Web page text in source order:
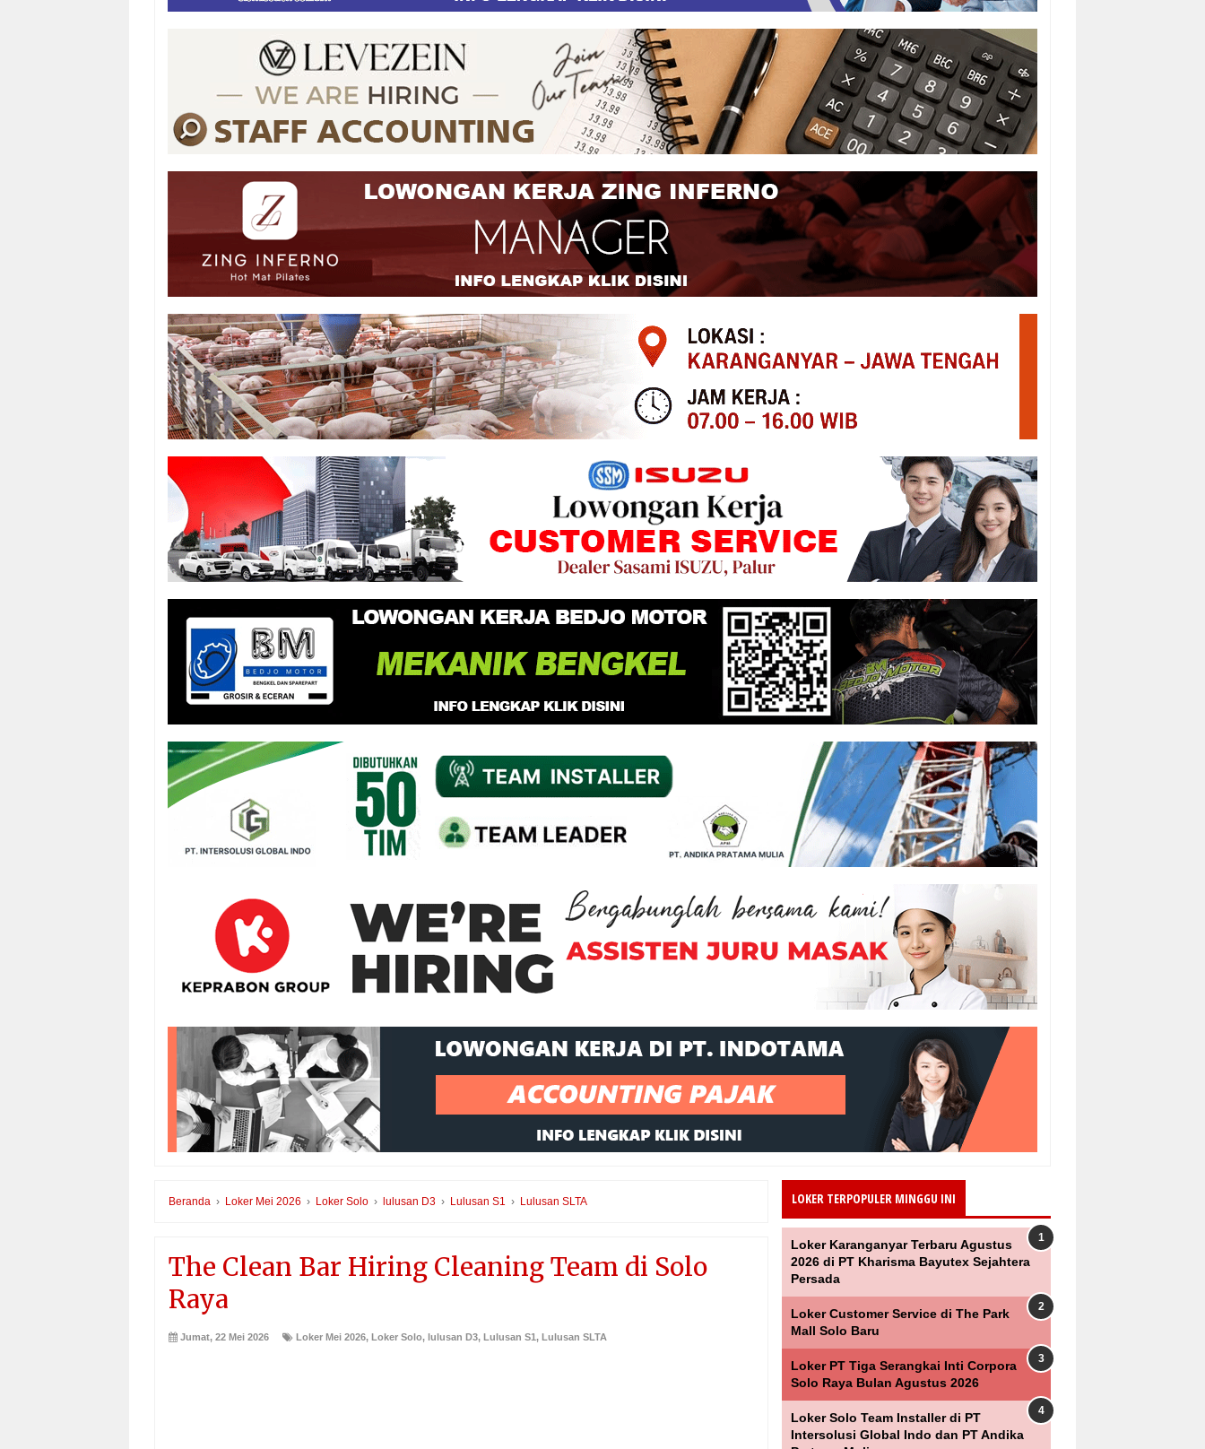
Beranda › Loker Mei 2026 › Loker Solo › lulusan D3 › Lulusan S1 › Lulusan SLTA
The Clean Bar Hiring Cleaning Team di Solo
Raya
Jumat, 22 Mei 2026 Loker Mei 2026, Loker Solo, lulusan D3, Lulusan S1, Lulusan SLTA
LOKER TERPOPULER MINGGU INI
Loker Karanganyar Terbaru Agustus
2026 di PT Kharisma Bayutex Sejahtera
Persada
Loker Customer Service di The Park
Mall Solo Baru
Loker PT Tiga Serangkai Inti Corpora
Solo Raya Bulan Agustus 2026
Loker Solo Team Installer di PT
Intersolusi Global Indo dan PT Andika